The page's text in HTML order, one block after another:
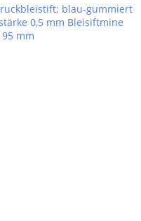
blau-gummiert
0,5 mm Bleisiftmine
95 mm